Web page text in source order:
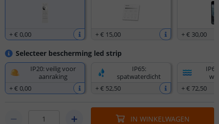
+€ 0,00 +€ 15,00 +€ 30,00
Selecteer bescherming led strip
IP20: veilig voor
aanraking
+€ 0,00
IP65:
spatwaterdicht
+€ 52,50
+€ 72,50
IN WINKELWAGEN